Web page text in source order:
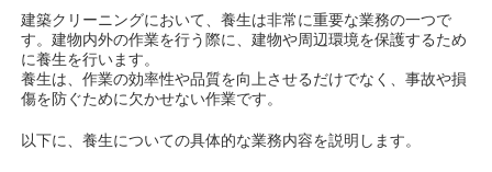
建築クリーニングにおいて、養生は非常に重要な業務の一つで
す。建物内外の作業を行う際に、建物や周辺環境を保護するため
に養生を行います。
養生は、作業の効率性や品質を向上させるだけでなく、事故や損
傷を防ぐために欠かせない作業です。
以下に、養生についての具体的な業務内容を説明します。